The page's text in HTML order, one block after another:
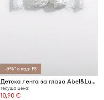
-5%* с код: FS
Детска лента за глава Abel&Lula
Текуща цена:
10,90 €